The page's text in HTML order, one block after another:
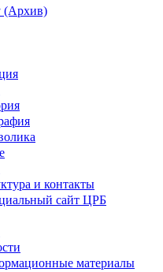
(Архив)
и контакты
сайт ЦРБ
материалы